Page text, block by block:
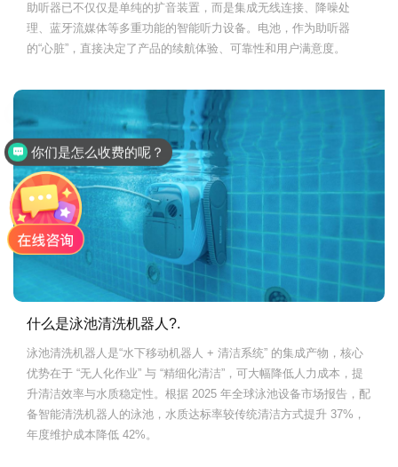
助听器已不仅仅是单纯的扩音装置，而是集成无线连接、降噪处
理、蓝牙流媒体等多重功能的智能听力设备。电池，作为助听器
的“心脏”，直接决定了产品的续航体验、可靠性和用户满意度。
什么是泳池清洗机器人?.
泳池清洗机器人是“水下移动机器人 + 清洁系统” 的集成产物，核心
优势在于 “无人化作业” 与 “精细化清洁”，可大幅降低人力成本，提
升清洁效率与水质稳定性。根据 2025 年全球泳池设备市场报告，配
备智能清洗机器人的泳池，水质达标率较传统清洁方式提升 37%，
年度维护成本降低 42%。
你们是怎么收费的呢？